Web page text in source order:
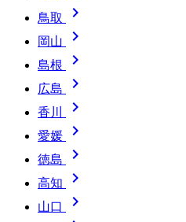
鳥取 
岡山 
島根 
広島 
香川 
愛媛 
徳島 
高知 
山口 